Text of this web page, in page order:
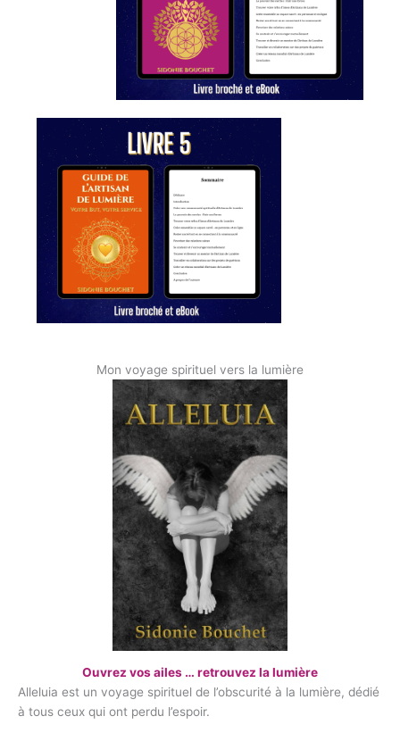
Mon voyage spirituel vers la lumière
Ouvrez vos ailes … retrouvez la lumière
Alleluia est un voyage spirituel de l’obscurité à la lumière, dédié
à tous ceux qui ont perdu l’espoir.